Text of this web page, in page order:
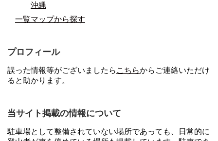
沖縄
一覧マップから探す
プロフィール
誤った情報等がございましたら こちらからご連絡いただけ
ると助かります。
当サイト掲載の情報について
駐車場として整備されていない場所であっても、日常的に